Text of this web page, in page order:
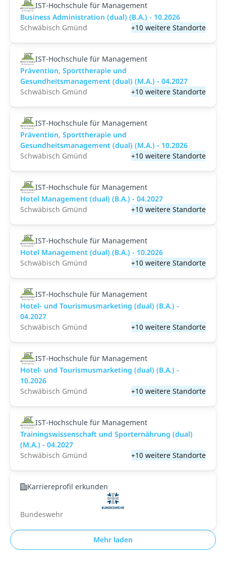
IST-Hochschule für Management
Business Administration (dual) (B.A.) - 10.2026
Schwäbisch Gmünd
+10 weitere Standorte
IST-Hochschule für Management
Prävention, Sporttherapie und
Gesundheitsmanagement (dual) (M.A.) - 04.2027
Schwäbisch Gmünd
+10 weitere Standorte
IST-Hochschule für Management
Prävention, Sporttherapie und
Gesundheitsmanagement (dual) (M.A.) - 10.2026
Schwäbisch Gmünd
+10 weitere Standorte
IST-Hochschule für Management
Hotel Management (dual) (B.A.) - 04.2027
Schwäbisch Gmünd
+10 weitere Standorte
IST-Hochschule für Management
Hotel Management (dual) (B.A.) - 10.2026
Schwäbisch Gmünd
+10 weitere Standorte
IST-Hochschule für Management
Hotel- und Tourismusmarketing (dual) (B.A.) -
04.2027
Schwäbisch Gmünd
+10 weitere Standorte
IST-Hochschule für Management
Hotel- und Tourismusmarketing (dual) (B.A.) -
10.2026
Schwäbisch Gmünd
+10 weitere Standorte
IST-Hochschule für Management
Trainingswissenschaft und Sporternährung (dual)
(M.A.) - 04.2027
Schwäbisch Gmünd
+10 weitere Standorte
Karriereprofil erkunden
Bundeswehr
Mehr laden